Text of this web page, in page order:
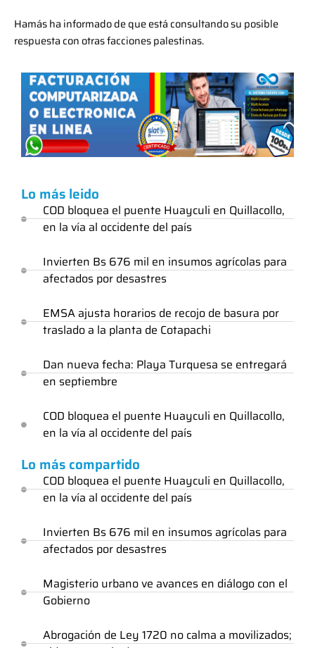
Hamás ha informado de que está consultando su posible
respuesta con otras facciones palestinas.
Lo más leido
COD bloquea el puente Huayculi en Quillacollo,
en la vía al occidente del país
Invierten Bs 676 mil en insumos agrícolas para
afectados por desastres
EMSA ajusta horarios de recojo de basura por
traslado a la planta de Cotapachi
Dan nueva fecha: Playa Turquesa se entregará
en septiembre
COD bloquea el puente Huayculi en Quillacollo,
en la vía al occidente del país
Lo más compartido
COD bloquea el puente Huayculi en Quillacollo,
en la vía al occidente del país
Invierten Bs 676 mil en insumos agrícolas para
afectados por desastres
Magisterio urbano ve avances en diálogo con el
Gobierno
Abrogación de Ley 1720 no calma a movilizados;